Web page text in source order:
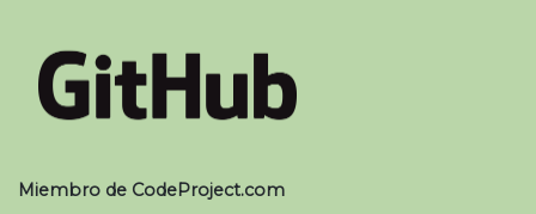
Miembro de CodeProject.com